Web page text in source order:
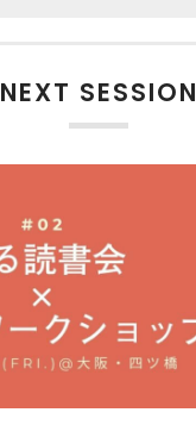
NEXT SESSION